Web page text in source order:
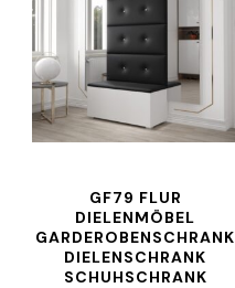
GF79 FLUR
DIELENMÖBEL
GARDEROBENSCHRANK
DIELENSCHRANK
SCHUHSCHRANK